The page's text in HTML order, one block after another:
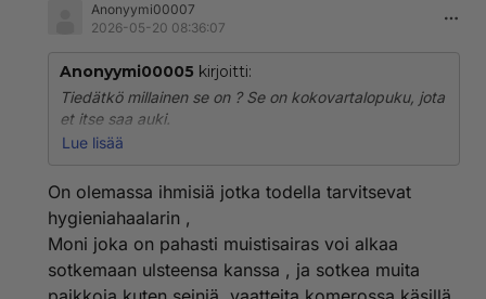
Anonyymi00007
2026-05-20 08:36:07
Anonyymi00005 kirjoitti:
Tiedätkö millainen se on ? Se on kokovartalopuku, jota
et itse saa auki.
Sen suljetaan ja avataan selkäpuolelta. Mahtaako siinä
Täällä on ainakin yksi joka tietää. Suositteli sellaista
joululahjaksi jonkun
edesmenneelle sukulaiselle, eikö ole kaameita ihmisiä
olemassa ?
Lue lisää
On olemassa ihmisiä jotka todella tarvitsevat
hygieniahaalarin ,
Moni joka on pahasti muistisairas voi alkaa
sotkemaan ulsteensa kanssa , ja sotkea muita